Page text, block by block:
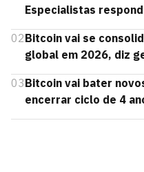
Especialistas
02Bitcoin vai se
global em 2026, diz
03Bitcoin vai bater
encerrar ciclo de 4